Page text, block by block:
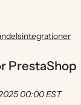
PrestaShop
00:00 EST